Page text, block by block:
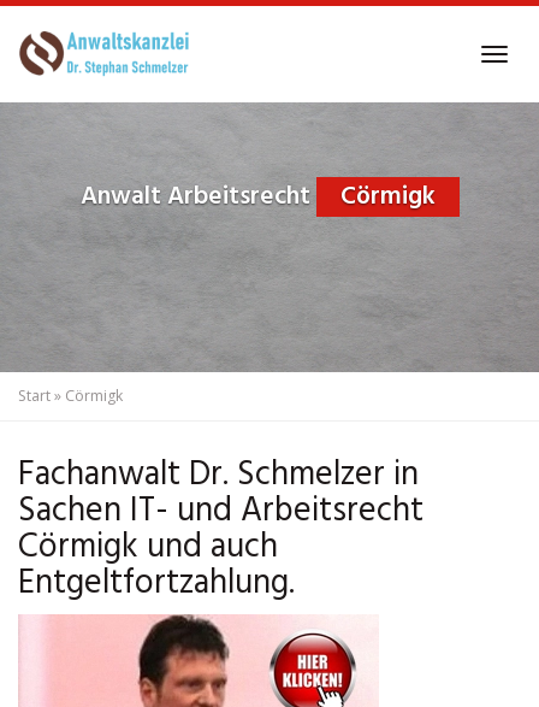
to
Anwalt Arbeitsrecht Cörmigk
Start» Cörmigk
Fachanwalt Dr. Schmelzer in
Sachen IT- und Arbeitsrecht
Cörmigk und auch
Entgeltfortzahlung.